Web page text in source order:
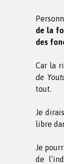
de la
des
Car la
de
tout.
Je
libre
Je
de